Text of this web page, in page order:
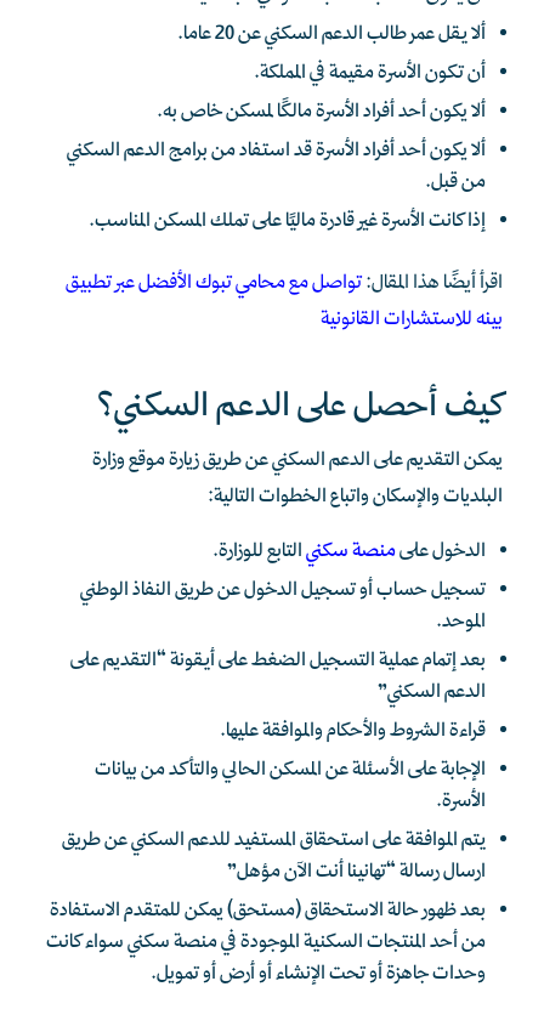
ألا يقل عمر طالب الدعم السكني عن 20 عاما.
أن تكون الأسرة مقيمة في المملكة.
ألا يكون أحد أفراد الأسرة مالكًا لمسكن خاص به.
ألا يكون أحد أفراد الأسرة قد استفاد من برامج الدعم السكني
من قبل.
إذا كانت الأسرة غير قادرة ماليًا على تملك المسكن المناسب.
اقرأ أيضًا هذا المقال:تواصل مع محامي تبوك الأفضل عبر تطبيق
بينه للاستشارات القانونية
كيف أحصل على الدعم السكني؟
يمكن التقديم على الدعم السكني عن طريق زيارة موقع وزارة
البلديات والإسكان واتباع الخطوات التالية:
الدخول علىمنصة سكنيالتابع للوزارة.
تسجيل حساب أو تسجيل الدخول عن طريق النفاذ الوطني
الموحد.
بعد إتمام عملية التسجيل الضغط على أيقونة “التقديم على
الدعم السكني”
قراءة الشروط والأحكام والموافقة عليها.
الإجابة على الأسئلة عن المسكن الحالي والتأكد من بيانات
الأسرة.
يتم الموافقة على استحقاق المستفيد للدعم السكني عن طريق
ارسال رسالة “تهانينا أنت الآن مؤهل”
بعد ظهور حالة الاستحقاق (مستحق) يمكن للمتقدم الاستفادة
من أحد المنتجات السكنية الموجودة في منصة سكني سواء كانت
وحدات جاهزة أو تحت الإنشاء أو أرض أو تمويل.